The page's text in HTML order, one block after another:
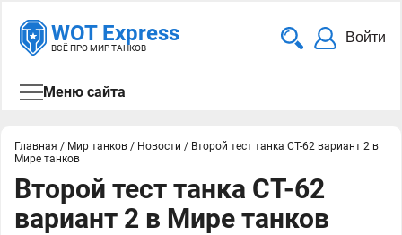
WOT Express
ВСЁ ПРО МИР ТАНКОВ
Войти
Меню сайта
Главная / Мир танков / Новости / Второй тест танка СТ-62 вариант 2 в
Мире танков
Второй тест танка СТ-62
вариант 2 в Мире танков